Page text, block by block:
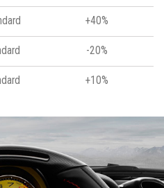
+40%
-20%
+10%